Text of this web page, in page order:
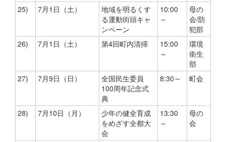
25) 7月1日（土）
地域を明るくす
る運動街頭キャ
ンペーン
10:00
～
母の
会/防
犯部
26)
7月1日（土） 第4回町内清掃
15:00
～
環境
衛生
部
27)
7月9日（日）
全国民生委員
100周年記念式
典
8:30～ 町会
28) 7月10日（月）
少年の健全育成
をめざす全都大
会
13:30
～
母の
会